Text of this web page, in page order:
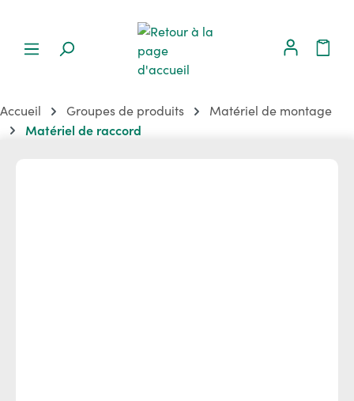
Accueil Groupes de produits Matériel de montage
Matériel de raccord